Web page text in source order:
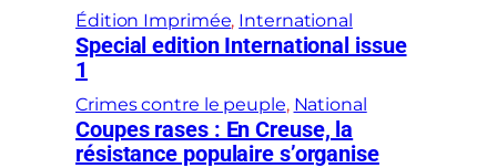
Édition Imprimée, International
Special edition International issue
1
Crimes contre le peuple, National
Coupes rases : En Creuse, la
résistance populaire s’organise